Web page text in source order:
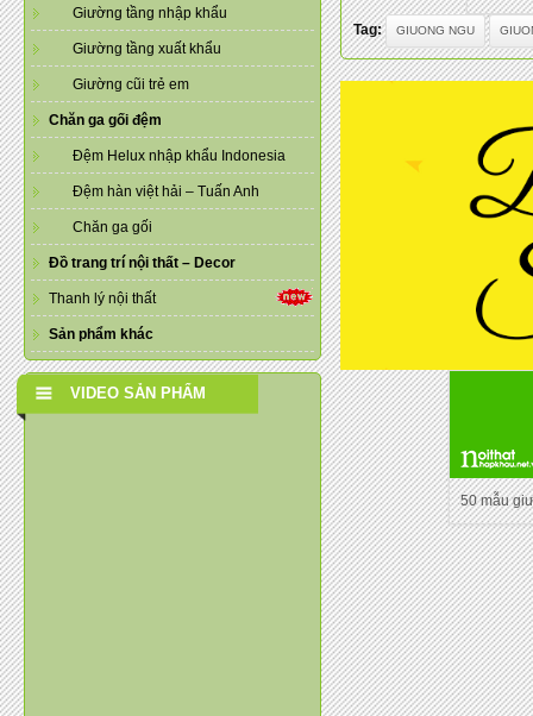
Giường tầng nhập khẩu
Giường tầng xuất khẩu
Giường cũi trẻ em
Chăn ga gối đệm
Đệm Helux nhập khẩu Indonesia
Đệm hàn việt hải – Tuấn Anh
Chăn ga gối
Đồ trang trí nội thất – Decor
Thanh lý nội thất
Sản phẩm khác
VIDEO SẢN PHẨM
Tag: GIUONG NGU
50 mẫu